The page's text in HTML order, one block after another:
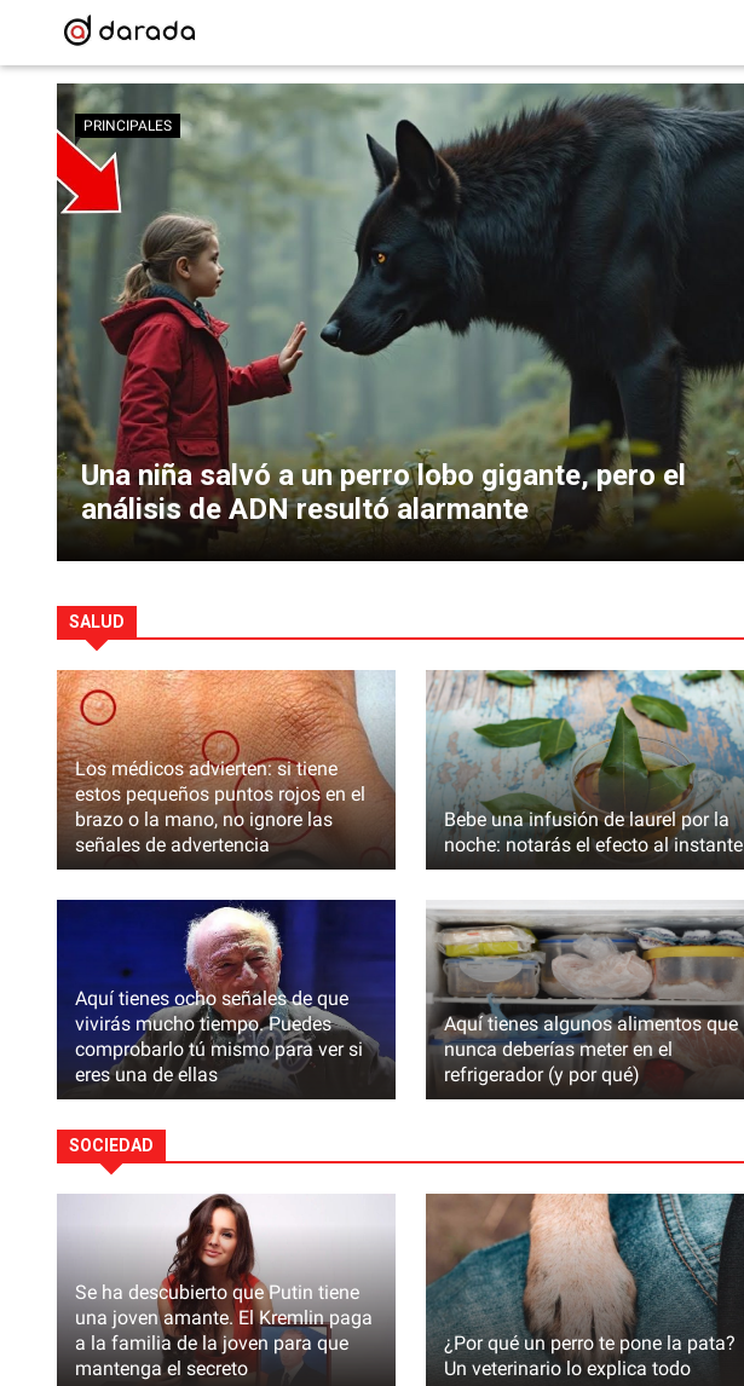
PRINCIPALES
Una niña salvó a un perro lobo gigante, pero el
análisis de ADN resultó alarmante
PRINCIPALES
En una boda, su hijo insultó a su madre, y ella le
quitó el micrófono
SALUD
Los médicos advierten: si tiene
estos pequeños puntos rojos en el
brazo o la mano, no ignore las
señales de advertencia
Bebe una infusión de laurel por la
noche: notarás el efecto al instante
Aquí tienes ocho señales de que
vivirás mucho tiempo. Puedes
comprobarlo tú mismo para ver si
eres una de ellas
Aquí tienes algunos alimentos que
nunca deberías meter en el
refrigerador (y por qué)
SOCIEDAD
Se ha descubierto que Putin tiene
una joven amante. El Kremlin paga
a la familia de la joven para que
mantenga el secreto
¿Por qué un perro te pone la pata?
Un veterinario lo explica todo